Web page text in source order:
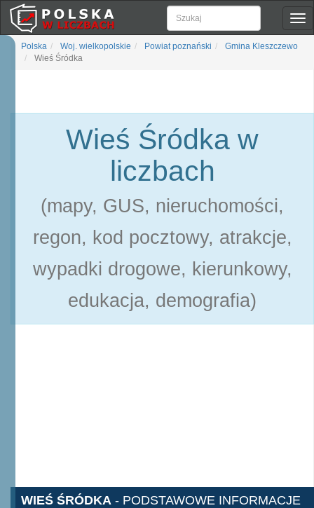
Polska Woj. wielkopolskie Powiat poznański
Gmina Kleszczewo
Wieś Śródka
Wieś Śródka w
liczbach
(mapy, GUS, nieruchomości,
regon, kod pocztowy, atrakcje,
wypadki drogowe, kierunkowy,
edukacja, demografia)
WIEŚ ŚRÓDKA - PODSTAWOWE INFORMACJE